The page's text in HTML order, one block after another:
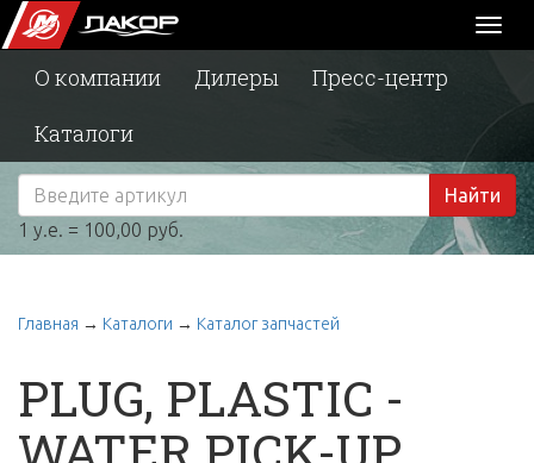
О компании Дилеры
Пресс-центр
Каталоги
Найти
1 у.е. = 100,00 руб.
Главная → Каталоги → Каталог запчастей
PLUG, PLASTIC -